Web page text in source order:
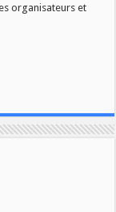
organisateurs et